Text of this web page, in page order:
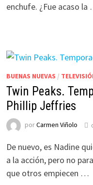
enchufe. ¿Fue acaso la
BUENAS NUEVAS /
Twin Peaks.
Phillip Jeffries
porCarmen Viñolo
De nuevo, es Nadine
a la acción, pero no
que otros empiecen …